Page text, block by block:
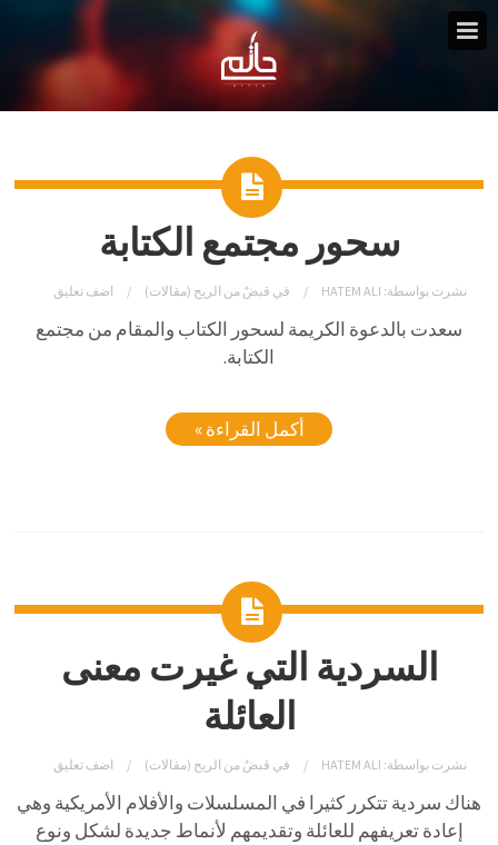
سحور مجتمع الكتابة
نشرت بواسطة: HATEM ALI في قبضٌ من الريح (مقالات) اضف تعليق
سعدت بالدعوة الكريمة لسحور الكتاب والمقام من مجتمع
الكتابة.
أكمل القراءة »
السردية التي غيرت معنى
العائلة
نشرت بواسطة: HATEM ALI في قبضٌ من الريح (مقالات) اضف تعليق
هناك سردية تتكرر كثيرا في المسلسلات والأفلام الأمريكية وهي
إعادة تعريفهم للعائلة وتقديمهم لأنماط جديدة لشكل ونوع